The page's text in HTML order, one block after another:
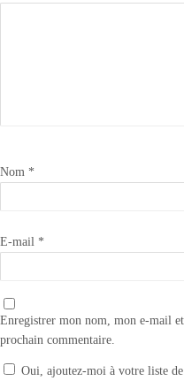
Nom *
E-mail *
Enregistrer mon nom, mon e-mail
prochain commentaire.
Oui, ajoutez-moi à votre liste